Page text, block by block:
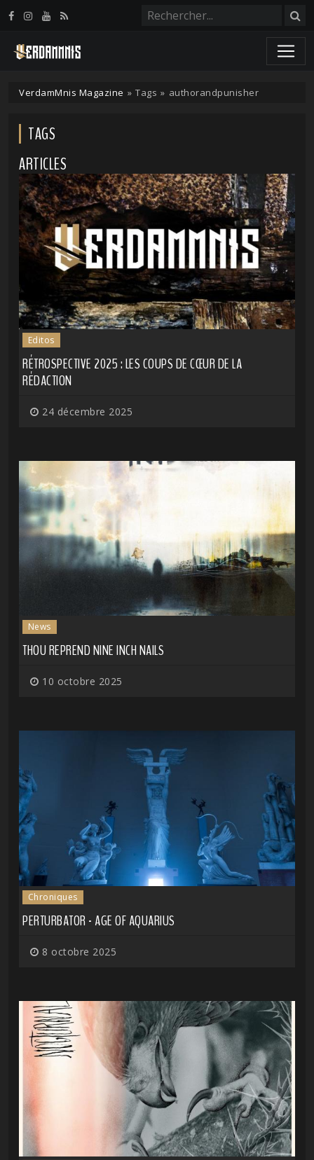
VerdamMnis Magazine » Tags » authorandpunisher
TAGS
ARTICLES
Editos
RÉTROSPECTIVE 2025 : LES COUPS DE CŒUR DE LA
RÉDACTION
24 décembre 2025
News
THOU REPREND NINE INCH NAILS
10 octobre 2025
Chroniques
PERTURBATOR - AGE OF AQUARIUS
8 octobre 2025
Panneau de gestion des cookies